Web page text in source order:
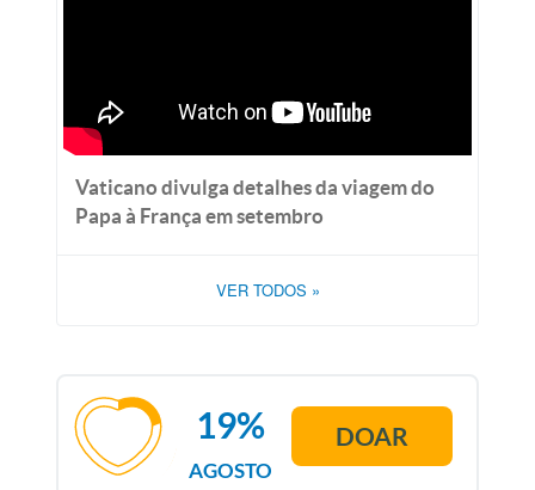
Vaticano divulga detalhes da viagem do
Papa à França em setembro
VER TODOS »
AGOSTO
19% DOAR